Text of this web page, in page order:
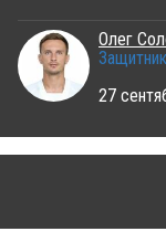
Олег
Защитник
27